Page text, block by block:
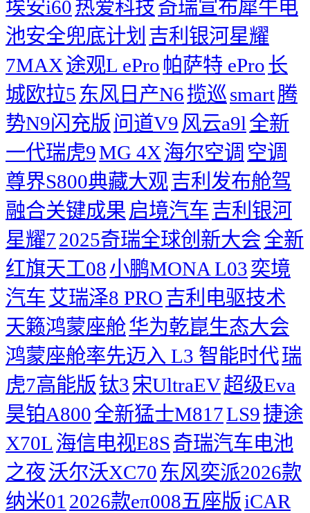
埃安i60热爱科技奇瑞宣布犀牛电
池安全兜底计划 吉利银河星耀
7MAX途观L ePro 帕萨特 ePro长
城欧拉5 东风日产N6揽巡smart腾
势N9闪充版 问道V9 风云a9l 全新
一代瑞虎9MG 4X海尔空调 空调
尊界S800典藏大观吉利发布舱驾
融合关键成果 启境汽车吉利银河
星耀72025奇瑞全球创新大会​全新
红旗天工08小鹏MONA L03奕境
汽车艾瑞泽8 PRO吉利电驱技术
天籁鸿蒙座舱华为乾崑生态大会
鸿蒙座舱率先迈入 L3 智能时代瑞
虎7高能版钛3 宋UltraEV超级Eva
昊铂A800全新猛士M817LS9捷途
X70L 海信电视E8S奇瑞汽车电池
之夜沃尔沃XC70 东风奕派2026款
纳米01 2026款eπ008五座版iCAR